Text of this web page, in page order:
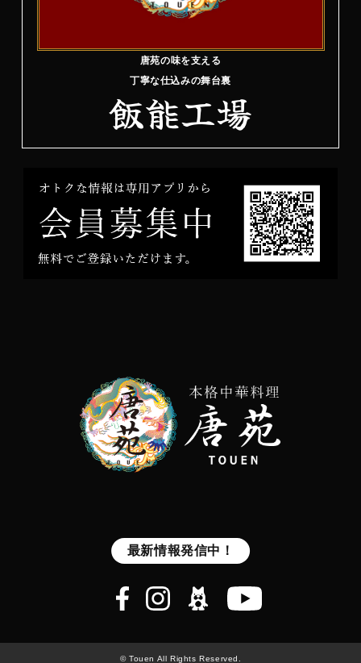
唐苑の味を支える
丁寧な仕込みの舞台裏
飯能工場
© Touen All Rights Reserved.